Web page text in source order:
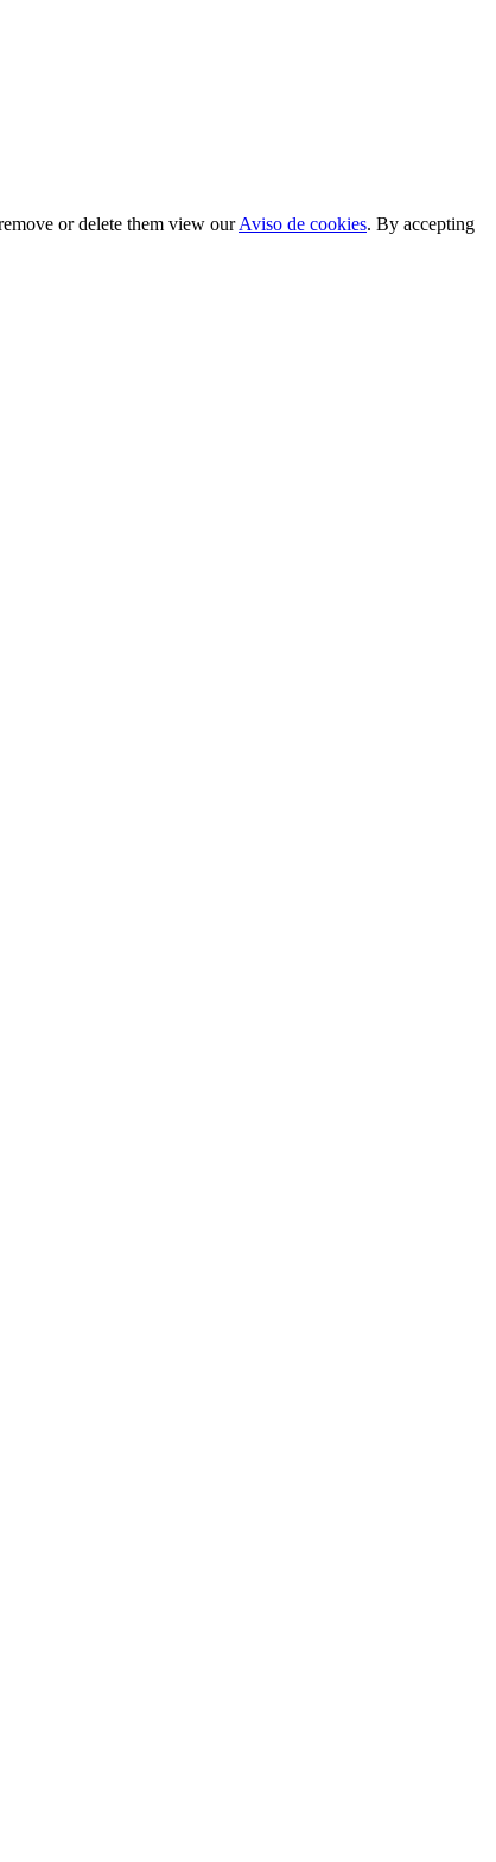
or delete them view ourAviso de cookies. By accepting